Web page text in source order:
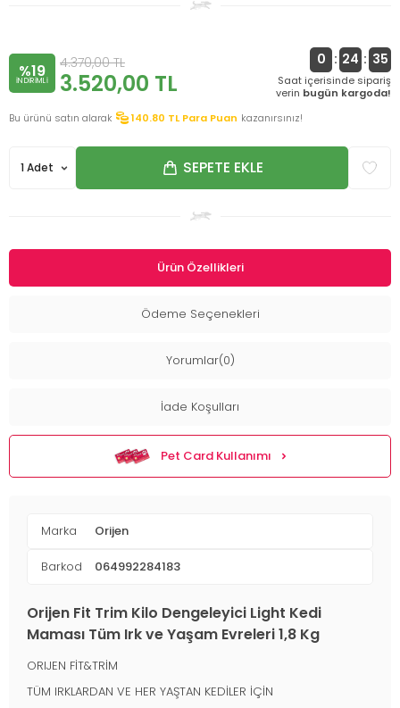
%19
INDIRIMLI
4.370,00TL
3.520,00 TL
0 : 24 : 35
Saat içerisinde sipariş
verin bugün kargoda!
Bu ürünü satın alarak
140.80 TL Para Puan kazanırsınız!
SEPETE EKLE
Ürün Özellikleri
Ödeme Seçenekleri
Yorumlar(0)
İade Koşulları
Pet Card Kullanımı
Marka Orijen
Barkod 064992284183
Orijen Fit Trim Kilo Dengeleyici Light Kedi
Maması Tüm Irk ve Yaşam Evreleri 1,8 Kg
ORIJEN FİT&TRİM
TÜM IRKLARDAN VE HER YAŞTAN KEDİLER İÇİN